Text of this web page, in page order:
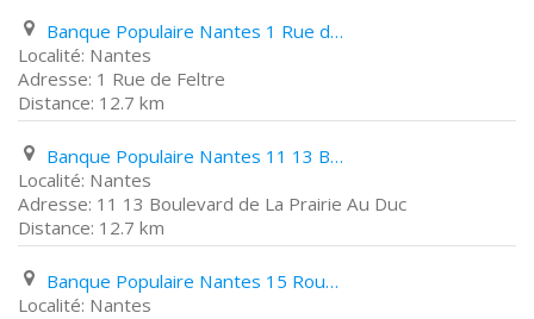
Banque Populaire Nantes 1 Rue de Feltre
Nantes
1 Rue de Feltre
12.7 km
Banque Populaire Nantes 11 13 Boulevard de La Prairie Au Duc
Nantes
11 13 Boulevard de La Prairie Au Duc
12.7 km
Banque Populaire Nantes 15 Route de La Jonelière
Nantes